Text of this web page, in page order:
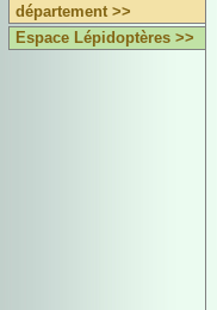
département >>
Espace Lépidoptères >>